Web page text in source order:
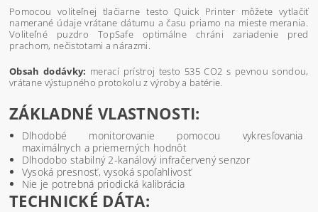
Pomocou voliteľnej tlačiarne testo Quick Printer môžete vytlačiť
namerané údaje vrátane dátumu a času priamo na mieste merania.
Voliteľné puzdro TopSafe optimálne chráni zariadenie pred
prachom, nečistotami a nárazmi.
Obsah dodávky: merací prístroj testo 535 CO2 s pevnou sondou,
vrátane výstupného protokolu z výroby a batérie.
ZÁKLADNÉ VLASTNOSTI:
Dlhodobé monitorovanie pomocou vykresľovania
maximálnych a priemerných hodnôt
Dlhodobo stabilný 2-kanálový infračervený senzor
Vysoká presnosť, vysoká spoľahlivosť
Nie je potrebná priodická kalibrácia
TECHNICKÉ DÁTA: